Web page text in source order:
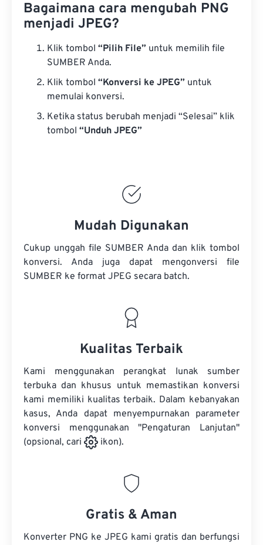
Bagaimana cara mengubah PNG
menjadi JPEG?
Klik tombol “Pilih File” untuk memilih file
SUMBER Anda.
Klik tombol “Konversi ke JPEG” untuk
memulai konversi.
Ketika status berubah menjadi “Selesai” klik
tombol “Unduh JPEG”
Mudah Digunakan
Cukup unggah file SUMBER Anda dan klik tombol
konversi. Anda juga dapat mengonversi file
SUMBER ke format JPEG secara batch.
Kualitas Terbaik
Kami menggunakan perangkat lunak sumber
terbuka dan khusus untuk memastikan konversi
kami memiliki kualitas terbaik. Dalam kebanyakan
kasus, Anda dapat menyempurnakan parameter
konversi menggunakan "Pengaturan Lanjutan"
(opsional, cari
ikon).
Gratis & Aman
Konverter PNG ke JPEG kami gratis dan berfungsi